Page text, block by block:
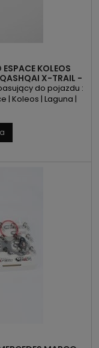
KOLEOS
QASHQAI X-TRAIL -
178KMdo pojazdu :
| Koleos | Laguna |
KOD SILNIKA: M1D |
| M9R740 | M9R742 |
| M9R816 |
POJEMNOŚĆ: